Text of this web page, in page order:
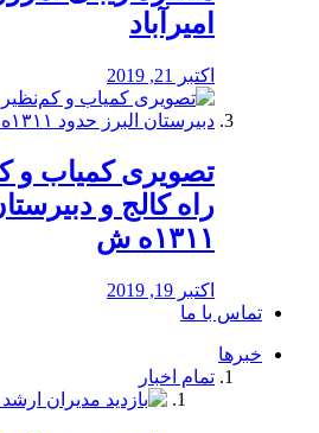
امیرآباد
اکتبر 21, 2019
️تصویری کمیاب و
راه كالج و
۱۳۱۱ه ش
اکتبر 19, 2019
تماس با ما
خبرها
تمام اخبار